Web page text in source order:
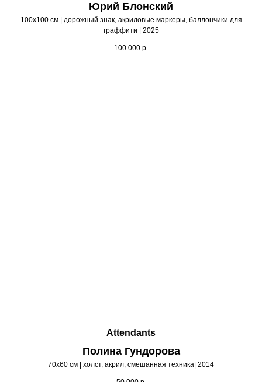
Юрий Блонский
100х100 см | дорожный знак, акриловые маркеры, баллончики для
граффити | 2025
100 000 р.
Attendants
Полина Гундорова
70х60 см | холст, акрил, смешанная техника| 2014